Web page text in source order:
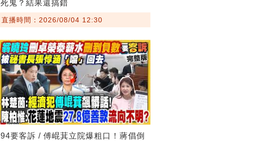
死鬼？結果還搞錯
直播時間：2026/08/04 12:30
94要客訴 / 傅崐萁立院爆粗口！蔣倡倒